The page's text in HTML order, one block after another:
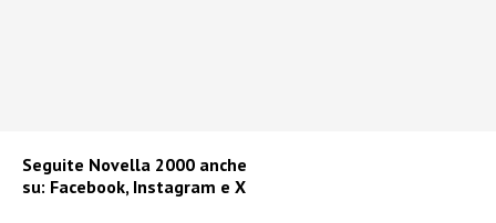
Seguite Novella 2000 anche
su: Facebook, Instagram e X